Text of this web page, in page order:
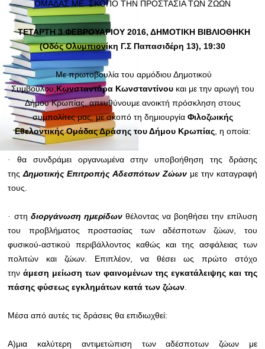
ΟΜΑΔΑΣ ΜΕ ΣΚΟΠΟ ΤΗΝ ΠΡΟΣΤΑΣΙΑ ΤΩΝ ΖΩΩΝ
ΤΕΤΑΡΤΗ 3 ΦΕΒΡΟΥΑΡΙΟΥ 2016, ΔΗΜΟΤΙΚΗ ΒΙΒΛΙΟΘΗΚΗ
(Οδός Ολυμπιονίκη Γ.Σ Παπασιδέρη 13), 19:30
Με πρωτοβουλία του αρμόδιου Δημοτικού
Συμβούλου,Κωνσταντάρα Κωνσταντίνουκαι με την αρωγή του
Δήμου Κρωπίας, απευθύνουμε ανοικτή πρόσκληση στους
συμπολίτες μας, με σκοπό τη δημιουργία Φιλοζωικής
Εθελοντικής Ομάδας Δράσης του Δήμου Κρωπίας, η οποία:
·
θα συνδράμει οργανωμένα στην υποβοήθηση της δράσης
τηςΔημοτικής Επιτροπής Αδεσπότων Ζώων με την καταγραφή
τους.
· στη διοργάνωση ημερίδωνθέλοντας να βοηθήσει την επίλυση
του προβλήματος προστασίας των αδέσποτων ζώων, του
φυσικού-αστικού περιβάλλοντος καθώς και της ασφάλειας των
πολιτών και ζώων. Επιπλέον, να θέσει ως πρώτο στόχο
τηνάμεση μείωση των φαινομένων της εγκατάλειψης και της
πάσης φύσεως εγκλημάτων κατά των ζώων
Μέσα από αυτές τις δράσεις θα επιδιωχθεί:
Α)μια καλύτερη αντιμετώπιση των αδέσποτων ζώων με